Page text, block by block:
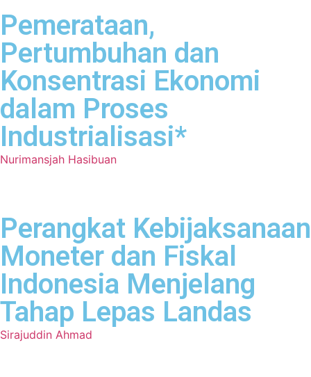
Pemerataan,
Pertumbuhan dan
Konsentrasi Ekonomi
dalam Proses
Industrialisasi*
Nurimansjah Hasibuan
Perangkat Kebijaksanaan
Moneter dan Fiskal
Indonesia Menjelang
Tahap Lepas Landas
Sirajuddin Ahmad